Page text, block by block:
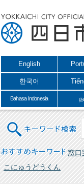
English
한국어
Bahasa Indonesia
キーワード検索
おすすめキーワード 窓口
こにゅうどうくん